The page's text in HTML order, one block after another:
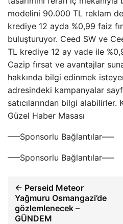
modelini 90.000 TL reklam
krediye 12 ayda %0,99 faiz
buluşturuyor. Ceed SW ve
TL krediye 12 ay vade ile
Cazip fırsat ve avantajlar
hakkında bilgi edinmek
adresindeki kampanyalar
satıcılarından bilgi
Güzel Haber Masası
—–Sponsorlu Bağlantılar—–
—–Sponsorlu Bağlantılar—–
← Perseid Meteor
Yağmuru Osmangazi’de
gözlemlenecek –
GÜNDEM